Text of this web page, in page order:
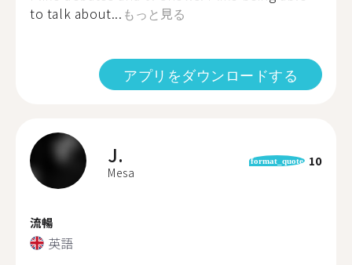
to talk about... もっと見る
アプリをダウンロードする
J.
Mesa
format_quote 10
流暢
英語